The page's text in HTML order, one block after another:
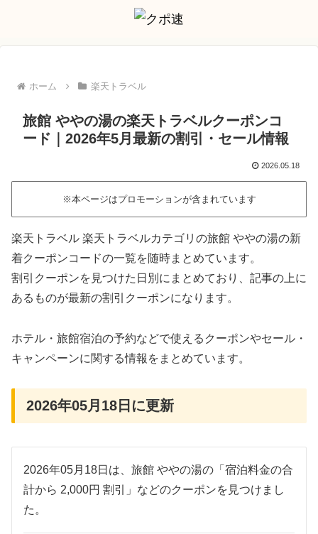
ホーム 楽天トラベル
旅館 ややの湯の楽天トラベルクーポンコ
ード｜2026年5月最新の割引・セール情報
2026.05.18
※本ページはプロモーションが含まれています
楽天トラベル 楽天トラベルカテゴリの旅館 ややの湯の新
着クーポンコードの一覧を随時まとめています。
割引クーポンを見つけた日別にまとめており、記事の上に
あるものが最新の割引クーポンになります。
ホテル・旅館宿泊の予約などで使えるクーポンやセール・
キャンペーンに関する情報をまとめています。
2026年05月18日に更新
2026年05月18日は、旅館 ややの湯の「宿泊料金の合
計から 2,000円 割引」などのクーポンを見つけまし
た。